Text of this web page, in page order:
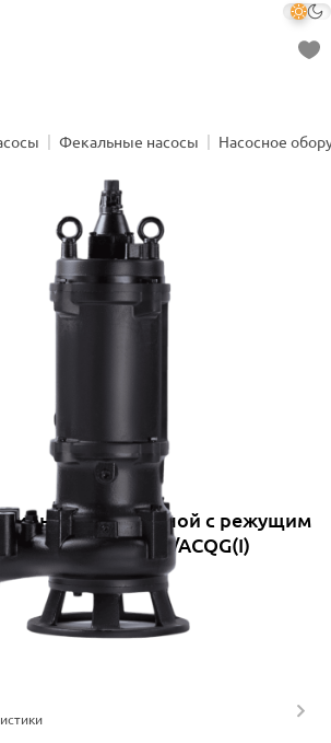
Фекальные насосы Насосное
погружной с режущим
50WQ10-10-0.75/ACQG(I)